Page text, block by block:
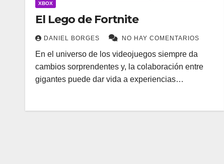
XBOX
El Lego de Fortnite
DANIEL BORGES NO HAY COMENTARIOS
En el universo de los videojuegos siempre da
cambios sorprendentes y, la colaboración entre
gigantes puede dar vida a experiencias…